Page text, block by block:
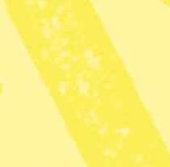
Våra lokaler på